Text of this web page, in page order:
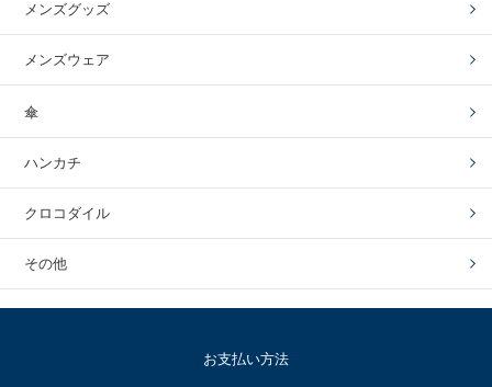
メンズグッズ
メンズウェア
傘
ハンカチ
クロコダイル
その他
お支払い方法